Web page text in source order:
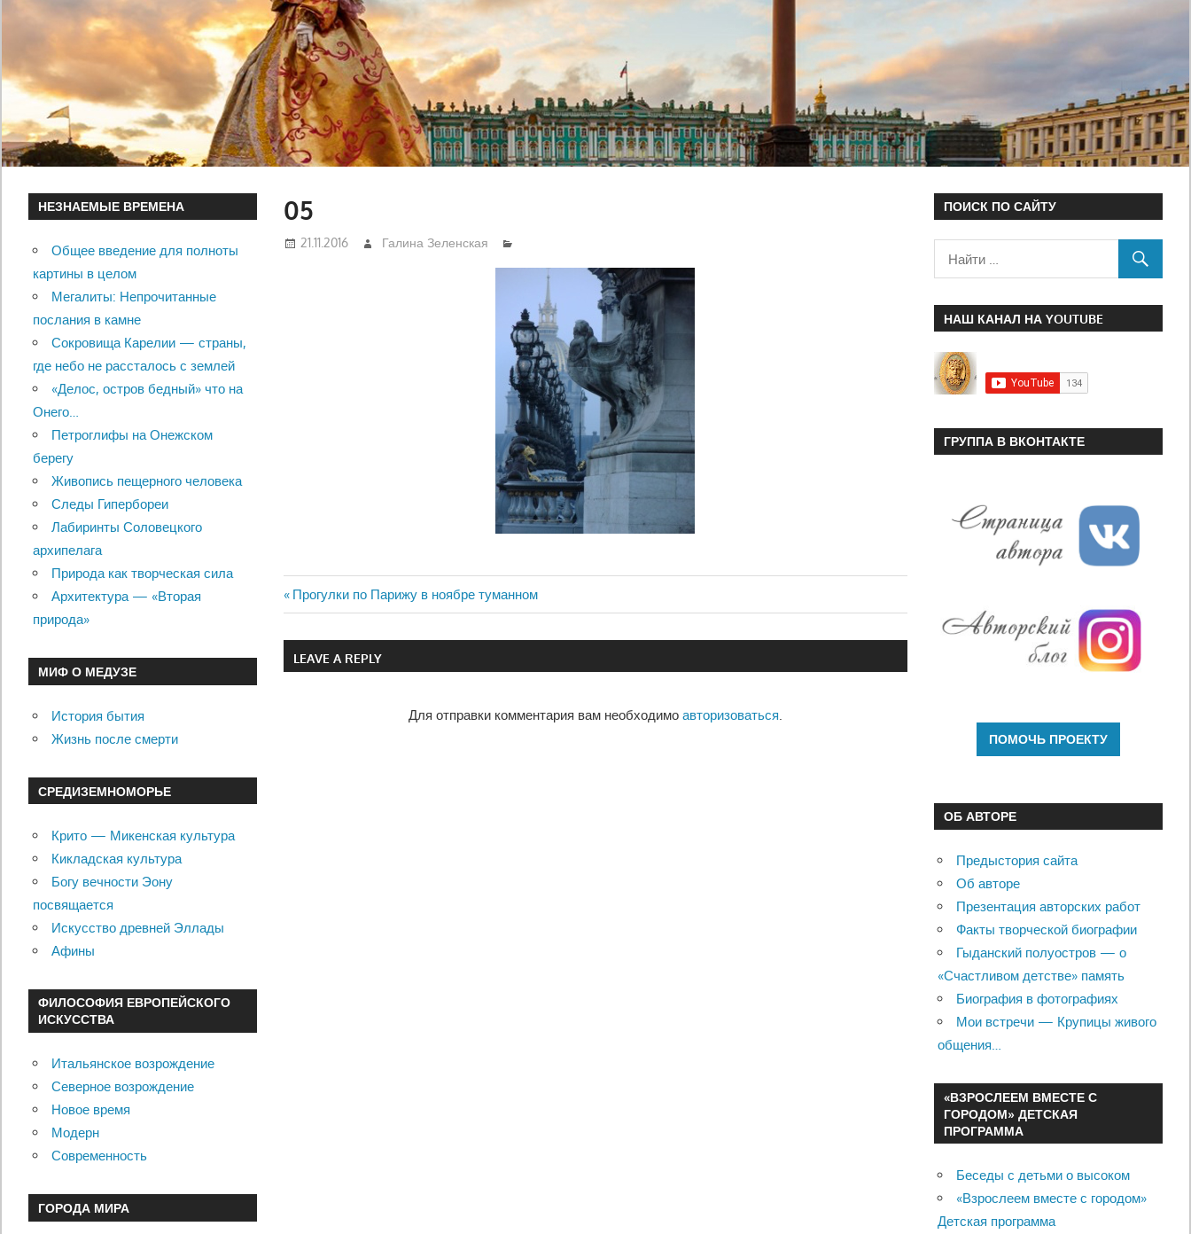
05
21.11.2016 Галина Зеленская
Навигация
по
Previous
Post:
Прогулки по Парижу в ноябре туманном
LEAVE A REPLY
Для отправки комментария вам необходимо авторизоваться.
НЕЗНАЕМЫЕ ВРЕМЕНА
Общее введение для полноты
картины в целом
Мегалиты: Непрочитанные
послания в камне
Сокровища Карелии — страны,
где небо не рассталось с землей
«Делос, остров бедный» что на
Онего…
Петроглифы на Онежском
берегу
Живопись пещерного человека
Следы Гипербореи
Лабиринты Соловецкого
архипелага
Природа как творческая сила
Архитектура — «Вторая
природа»
МИФ О МЕДУЗЕ
История бытия
Жизнь после смерти
СРЕДИЗЕМНОМОРЬЕ
Крито — Микенская культура
Кикладская культура
Богу вечности Эону
посвящается
Искусство древней Эллады
Афины
ФИЛОСОФИЯ ЕВРОПЕЙСКОГО
ИСКУССТВА
Итальянское возрождение
Северное возрождение
Новое время
Модерн
Современность
ГОРОДА МИРА
ПОИСК ПО САЙТУ
НАШ КАНАЛ НА YOUTUBE
ГРУППА В ВКОНТАКТЕ
ОБ АВТОРЕ
Предыстория сайта
Об авторе
Презентация авторских работ
Факты творческой биографии
Гыданский полуостров — о
«Счастливом детстве» память
Биография в фотографиях
Мои встречи — Крупицы живого
общения…
«ВЗРОСЛЕЕМ ВМЕСТЕ С
ГОРОДОМ» ДЕТСКАЯ
ПРОГРАММА
Беседы с детьми о высоком
«Взрослеем вместе с городом»
Детская программа